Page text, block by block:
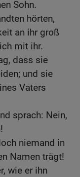
Sohn.
hörten,
an ihr groß
mit ihr.
dass sie
und sie
Vaters
sprach: Nein,
niemand in
Namen trägt!
wie er ihn